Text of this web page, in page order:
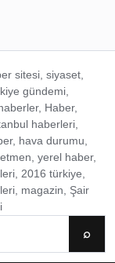
sitesi, siyaset,
gündemi,
Haber,
haberleri,
hava durumu,
yerel haber,
2016 türkiye,
magazin, Şair
⌕